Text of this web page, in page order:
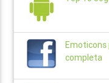
Emoticons
completa